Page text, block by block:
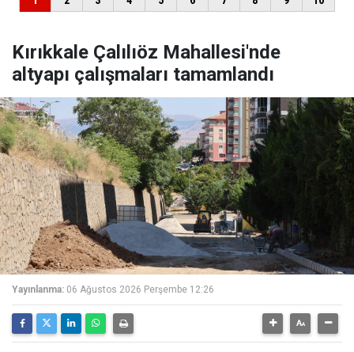
Kırıkkale Çalılıöz Mahallesi'nde
altyapı çalışmaları tamamlandı
Yayınlanma: 06 Ağustos 2026 Perşembe 12:26